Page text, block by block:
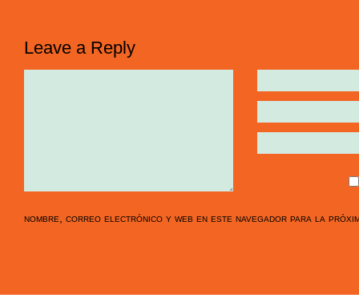
Leave a Reply
nombre, correo electrónico y web en este navegador para la